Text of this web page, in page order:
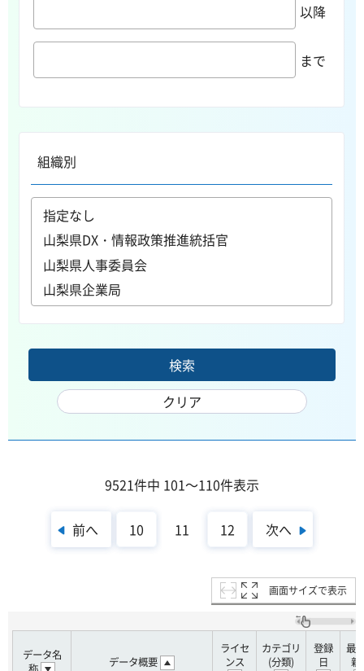
以降
まで
組織別
9521件中 101～110件表示
前へ 10 11 12 次へ
画面サイズで表示
データ名
データ概要
ライセ
ンス
カテゴリ
(分類)
登録
日
最
新